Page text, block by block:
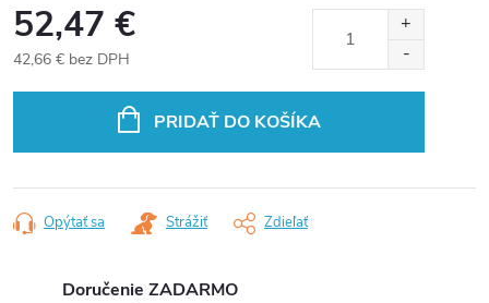
52,47 €
42,66 € bez DPH
PRIDAŤ DO KOŠÍKA
Opýtať sa Strážiť Zdieľať
Doručenie ZADARMO